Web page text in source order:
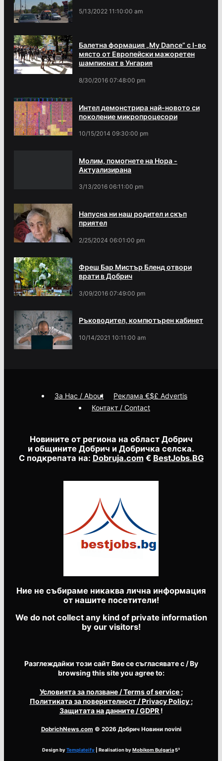
5/13/2022 11:10:00 am
Балетна формация „My Dance” с І-во
място от Европейски мажоретен
шампионат в Унгария
8/30/2016 07:48:00 pm
Интел демонстрира най-новото си
поколение микропроцесори
10/15/2014 09:30:00 pm
Молим, помогнете на Нора -
Актуализирана
3/13/2016 06:11:00 pm
Напусна ни наш родител и скъп
приятел
2/25/2024 06:01:00 pm
Фреш Бар Мистър Бленд отвори
врати в Добрич
3/09/2016 07:49:00 pm
Ръководител, компютърен кабинет
10/14/2021 10:11:00 am
Новините от региона на област Добрич
и общините Добрич и Добричка селска.
С подкрепата на: Dobruja.com € BestJobs.BG
Ние не събираме никаква лична информация
от нашите посетители!
We do not collect any kind of private information
by our visitors!
Разглеждайки този сайт Вие се съгласявате с / By
browsing this site you agree to:
Условията за ползване/ Terms of service ;
Политиката за поверителност/ Privacy Policy ;
Защитата на данните/ GDPR !
DobrichNews.com © 2026 Добрич Новини novini
Design byTemplateify | Realisation byMobikom Bulgaria5³
За Нас / About
Реклама €$£ Advertis
Контакт / Contact